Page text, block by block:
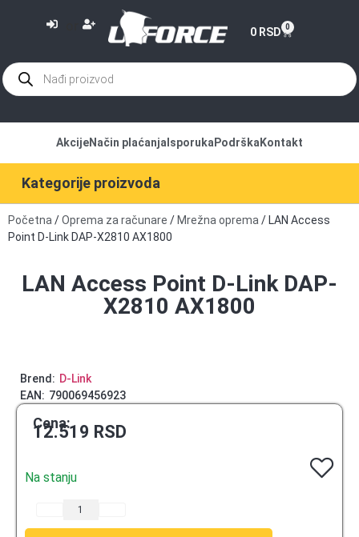
0 RSD 0
Kategorije proizvoda
AkcijeNačin plaćanja Isporuka Podrška Kontakt
Početna /Oprema za računare / Mrežna oprema / LAN Access
Point D-Link DAP-X2810 AX1800
LAN Access Point D-Link DAP-
X2810 AX1800
Brend: D-Link
EAN: 790069456923
Cena:
12.519 RSD
Na stanju